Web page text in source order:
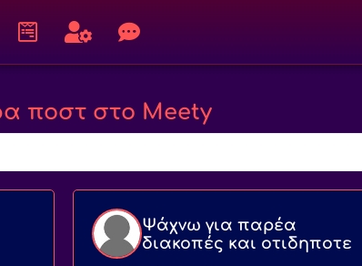
ποστ στο Meety
Ψάχνω για παρέα
διακοπές και οτιδηποτε